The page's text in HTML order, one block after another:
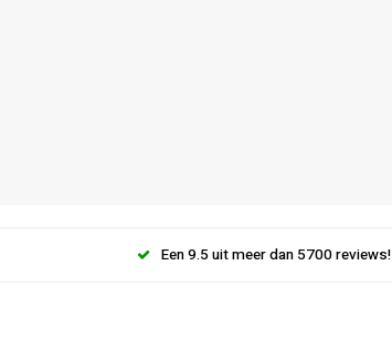
Een 9.5 uit meer dan 5700 reviews!